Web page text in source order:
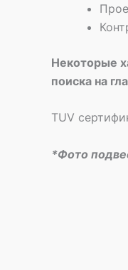
Некоторые
поиска на
TUV
*Фото